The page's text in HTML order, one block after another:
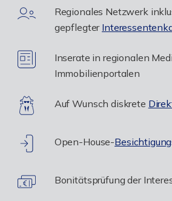
Regionales Netzwerk
gepflegter
Inserate in regionalen
Immobilienportalen
Auf Wunsch diskrete
Open-House-
Bonitätsprüfung der